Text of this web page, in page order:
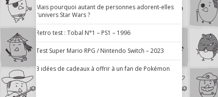
Mais pourquoi autant de personnes adorent-elles
l’univers Star Wars ?
Retro test : Tobal N°1 – PS1 – 1996
Test Super Mario RPG / Nintendo Switch – 2023
3 idées de cadeaux à offrir à un fan de Pokémon